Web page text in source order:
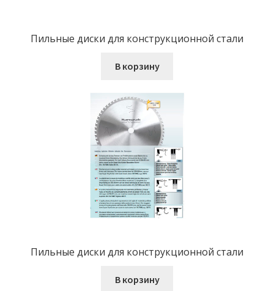
Пильные диски для конструкционной стали
В корзину
Пильные диски для конструкционной стали
В корзину